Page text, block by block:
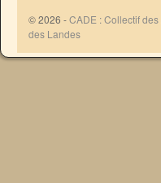
© 2026 -CADE : Collectif
des Landes